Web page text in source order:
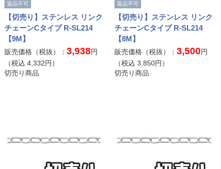
返品不可
【切売り】ステンレス リンク
チェーンCタイプ R-SL214
【9M】
販売価格（税抜）： 3,938円
（税込 4,332円）
切売り商品
返品不可
【切売り】ステンレス リンク
チェーンCタイプ R-SL214
【8M】
販売価格（税抜）：3,500円
（税込3,850円）
切売り商品